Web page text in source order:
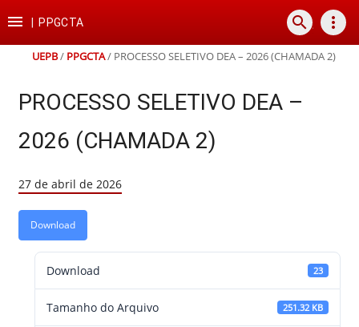
para
conteúdo
para
para
para
rodapé
 PPGCTA search more_vert
UEPB/ PPGCTA/ PROCESSO SELETIVO DEA – 2026 (CHAMADA 2)
PROCESSO SELETIVO DEA –
2026 (CHAMADA 2)
27 de abril de 2026
Download
Download 23
Tamanho do Arquivo 251.32 KB